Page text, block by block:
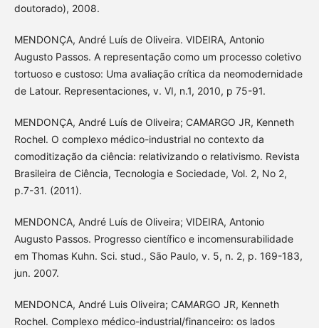
doutorado), 2008.
MENDONÇA, André Luís de Oliveira. VIDEIRA, Antonio
Augusto Passos. A representação como um processo coletivo
tortuoso e custoso: Uma avaliação crítica da neomodernidade
de Latour. Representaciones, v. VI, n.1, 2010, p 75-91.
MENDONÇA, André Luís de Oliveira; CAMARGO JR, Kenneth
Rochel. O complexo médico-industrial no contexto da
comoditização da ciência: relativizando o relativismo. Revista
Brasileira de Ciência, Tecnologia e Sociedade, Vol. 2, No 2,
p.7-31. (2011).
MENDONCA, André Luís de Oliveira; VIDEIRA, Antonio
Augusto Passos. Progresso científico e incomensurabilidade
em Thomas Kuhn. Sci. stud., São Paulo, v. 5, n. 2, p. 169-183,
jun. 2007.
MENDONCA, André Luis Oliveira; CAMARGO JR, Kenneth
Rochel. Complexo médico-industrial/financeiro: os lados